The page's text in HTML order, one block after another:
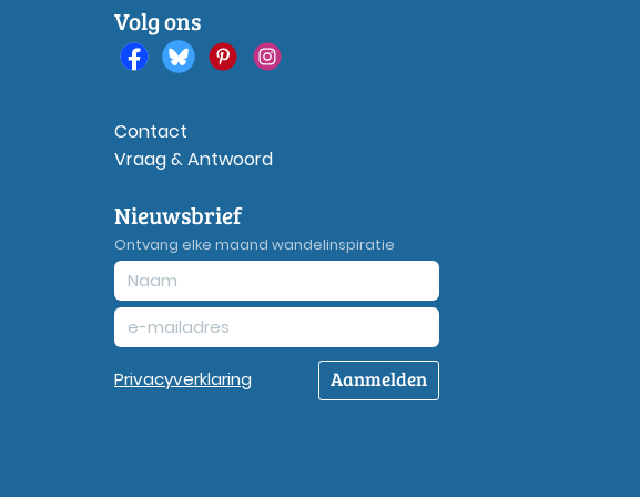
Volg ons
Contact
Vraag & Antwoord
Nieuwsbrief
Ontvang elke maand wandelinspiratie
Privacyverklaring Aanmelden